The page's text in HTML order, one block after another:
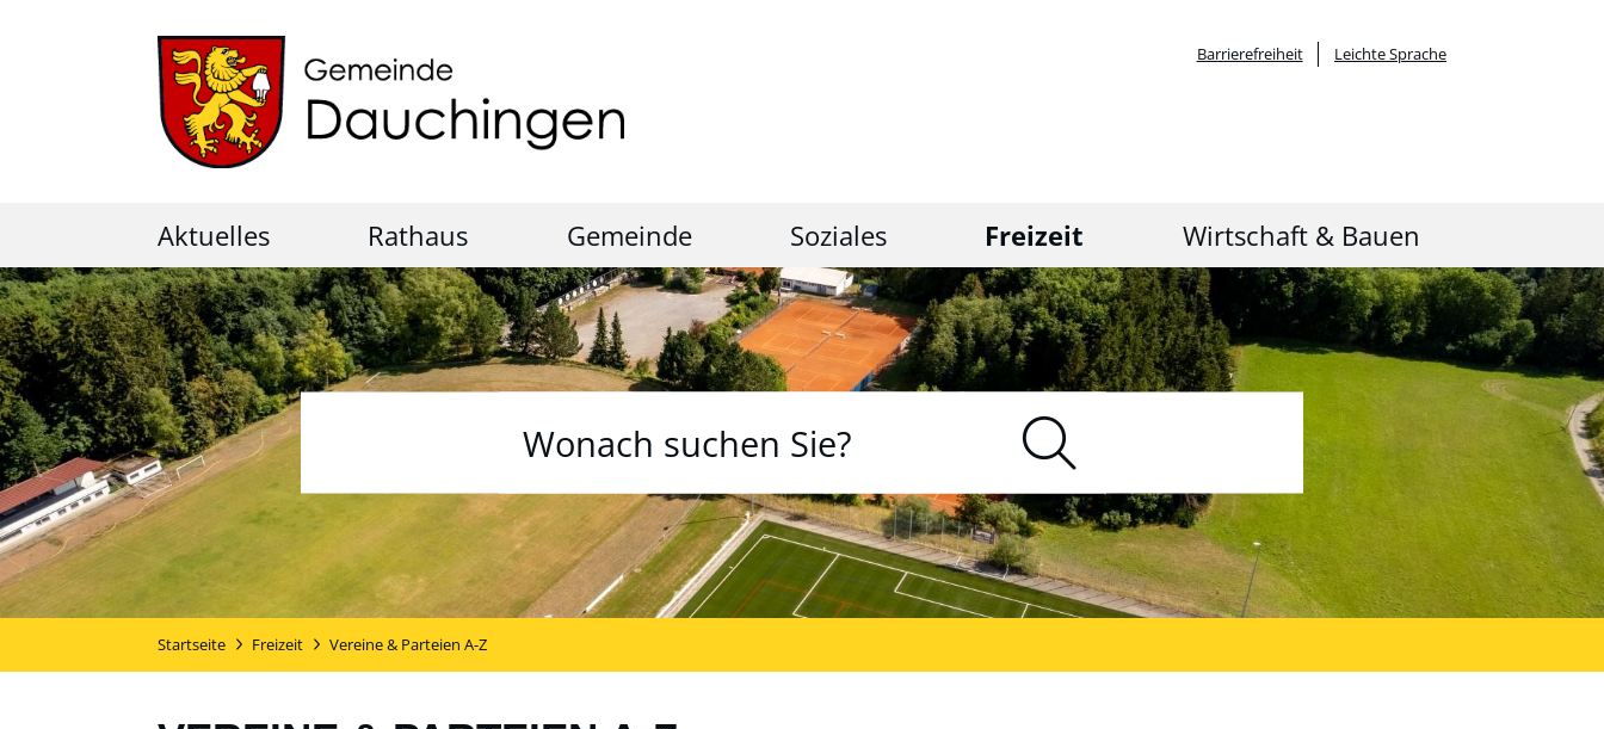
Barrierefreiheit Leichte Sprache
Aktuelles Rathaus Gemeinde Soziales Freizeit Wirtschaft & Bauen
Startseite Freizeit Vereine & Parteien A-Z